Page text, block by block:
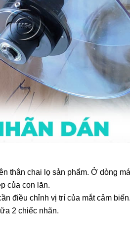
thân chai lọ sản phẩm. Ở dòng
của con lăn.
điều chỉnh vị trí của mắt cảm
2 chiếc nhãn.